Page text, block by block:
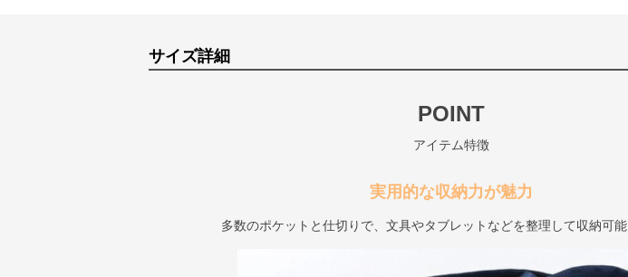
サイズ詳細
POINT
アイテム特徴
実用的な収納力が魅力
多数のポケットと仕切りで、文具やタブレットなどを整理して収納可能